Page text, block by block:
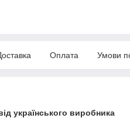
Оплата Умови
українського виробника